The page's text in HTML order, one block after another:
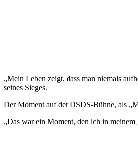
„Mein Leben zeigt, dass man niemals
seines Sieges.
Der Moment auf der DSDS-Bühne, als
„Das war ein Moment, den ich in